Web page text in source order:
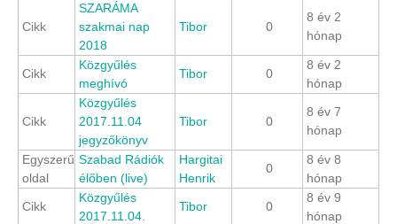
Cikk
SZARÁMA
szakmai nap
2018
Tibor 0
8 év 2
hónap
Cikk
Közgyűlés
meghívó
Tibor 0
8 év 2
hónap
Cikk
Közgyűlés
2017.11.04
jegyzőkönyv
Tibor 0
8 év 7
hónap
Egyszerű
oldal
Szabad Rádiók
élőben (live)
Hargitai
Henrik
0
8 év 8
hónap
Cikk
Közgyűlés
2017.11.04.
Tibor 0
8 év 9
hónap